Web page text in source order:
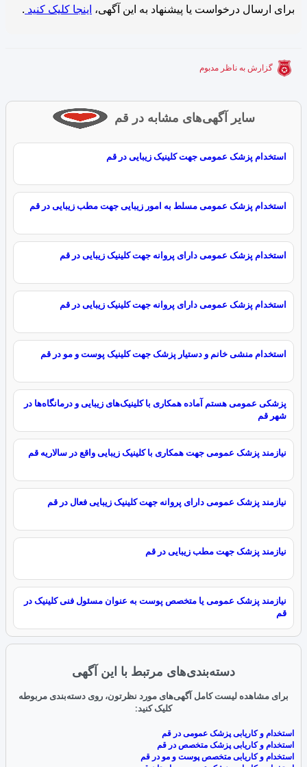
برای ارسال درخواست یا پیشنهاد به این آگهی، اینجا کلیک کنید .
گزارش به ناظر مدبوم
سایر آگهی‌های مشابه در قم
استخدام پزشک عمومی جهت کلینیک زیبایی در قم
استخدام پزشک عمومی مسلط به امور زیبایی جهت مطب زیبایی در قم
استخدام پزشک عمومی دارای پروانه جهت کلینیک زیبایی در قم
استخدام پزشک عمومی دارای پروانه جهت کلینیک زیبایی در قم
استخدام منشی خانم و دستیار پزشک جهت کلینیک پوست و مو در قم
پزشکی عمومی هستم آماده همکاری با کلینیک‌های زیبایی و درمانگاه‌ها در
شهر قم
نیازمند پزشک عمومی جهت همکاری با کلینیک زیبایی واقع در سالاریه قم
نیازمند پزشک عمومی دارای پروانه جهت کلینیک زیبایی فعال در قم
نیازمند پزشک جهت مطب زیبایی در قم
نیازمند پزشک عمومی یا متخصص پوست به عنوان مسئول فنی کلینیک در
قم
دسته‌بندی‌های مرتبط با این آگهی
برای مشاهده لیست کامل آگهی‌های مورد نظرتون، روی دسته‌بندی مربوطه
کلیک کنید:
استخدام و کاریابی پزشک عمومی در قم
استخدام و کاریابی پزشک متخصص در قم
استخدام و کاریابی متخصص پوست و مو در قم